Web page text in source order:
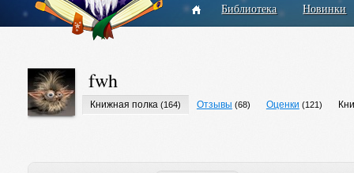
Библиотека Новинки
fwh
Книжная полка (164) Отзывы (68) Оценки (121)